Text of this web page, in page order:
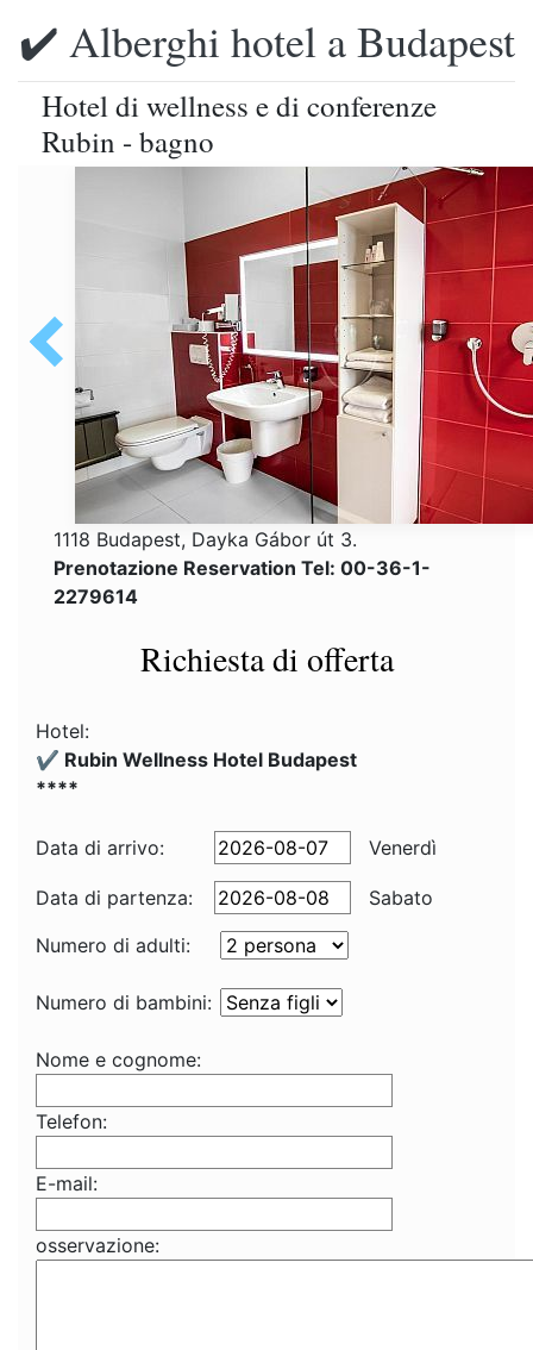
✔️ Alberghi hotel a Budapest
Hotel di wellness e di conferenze
Rubin - bagno
1118 Budapest, Dayka Gábor út 3.
Prenotazione Reservation Tel: 00-36-1-
2279614
Richiesta di offerta
Hotel:
✔️ Rubin Wellness Hotel Budapest
****
Data di arrivo: Venerdì
Data di partenza:
Sabato
Numero di adulti:
Numero di bambini:
Nome e cognome:
Telefon:
E-mail:
osservazione: